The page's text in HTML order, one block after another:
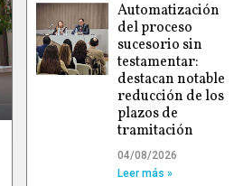
Automatización
del proceso
sucesorio sin
testamentar:
destacan notable
reducción de los
plazos de
tramitación
04/08/2026
Leer más »